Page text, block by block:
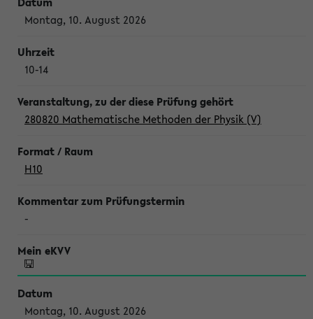
Montag, 10. August 2026
10-14
280820 Mathematische Methoden der Physik (V)
H10
-
Montag, 10. August 2026